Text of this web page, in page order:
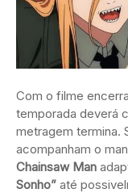
Com o filme
temporada deverá
metragem termina.
acompanham o
Chainsaw Man
Sonho” até